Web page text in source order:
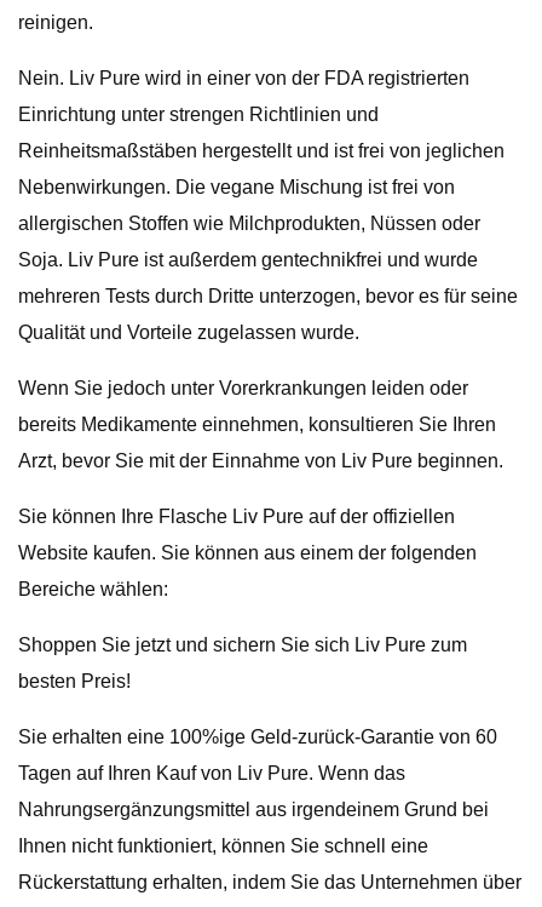
reinigen.
Nein. Liv Pure wird in einer von der FDA registrierten
Einrichtung unter strengen Richtlinien und
Reinheitsmaßstäben hergestellt und ist frei von jeglichen
Nebenwirkungen. Die vegane Mischung ist frei von
allergischen Stoffen wie Milchprodukten, Nüssen oder
Soja. Liv Pure ist außerdem gentechnikfrei und wurde
mehreren Tests durch Dritte unterzogen, bevor es für seine
Qualität und Vorteile zugelassen wurde.
Wenn Sie jedoch unter Vorerkrankungen leiden oder
bereits Medikamente einnehmen, konsultieren Sie Ihren
Arzt, bevor Sie mit der Einnahme von Liv Pure beginnen.
Sie können Ihre Flasche Liv Pure auf der offiziellen
Website kaufen. Sie können aus einem der folgenden
Bereiche wählen:
Shoppen Sie jetzt und sichern Sie sich Liv Pure zum
besten Preis!
Sie erhalten eine 100%ige Geld-zurück-Garantie von 60
Tagen auf Ihren Kauf von Liv Pure. Wenn das
Nahrungsergänzungsmittel aus irgendeinem Grund bei
Ihnen nicht funktioniert, können Sie schnell eine
Rückerstattung erhalten, indem Sie das Unternehmen über